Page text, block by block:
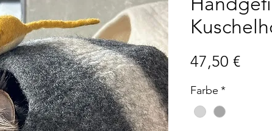
47,50 €
Farbe *